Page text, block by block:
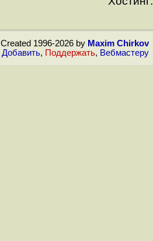
Created 1996-2026 by Maxim Chirkov
Добавить, Поддержать, Вебмастеру